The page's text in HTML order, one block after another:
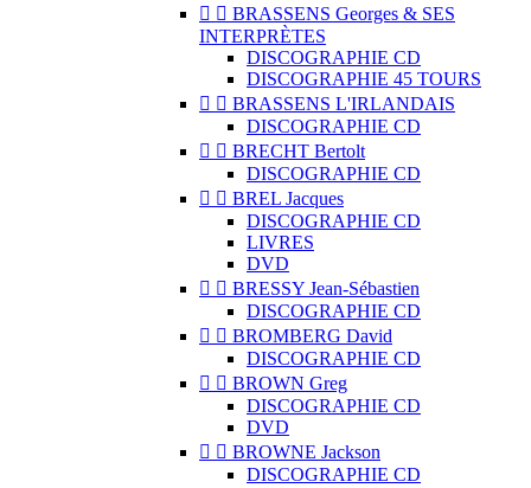
  BRASSENS Georges & SES
INTERPRÈTES
DISCOGRAPHIE CD
DISCOGRAPHIE 45 TOURS
  BRASSENS L'IRLANDAIS
DISCOGRAPHIE CD
  BRECHT Bertolt
DISCOGRAPHIE CD
  BREL Jacques
DISCOGRAPHIE CD
LIVRES
DVD
  BRESSY Jean-Sébastien
DISCOGRAPHIE CD
  BROMBERG David
DISCOGRAPHIE CD
  BROWN Greg
DISCOGRAPHIE CD
DVD
  BROWNE Jackson
DISCOGRAPHIE CD